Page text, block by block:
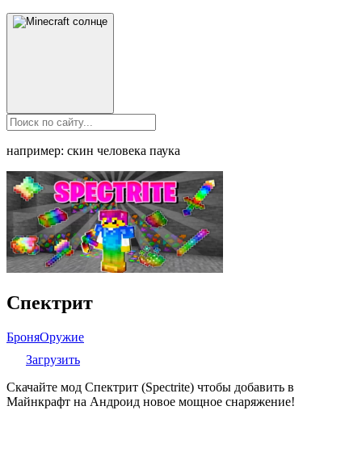
например: скин человека паука
Спектрит
БроняОружие
Загрузить
Скачайте мод Спектрит (Spectrite) чтобы добавить в
Майнкрафт на Андроид новое мощное снаряжение!